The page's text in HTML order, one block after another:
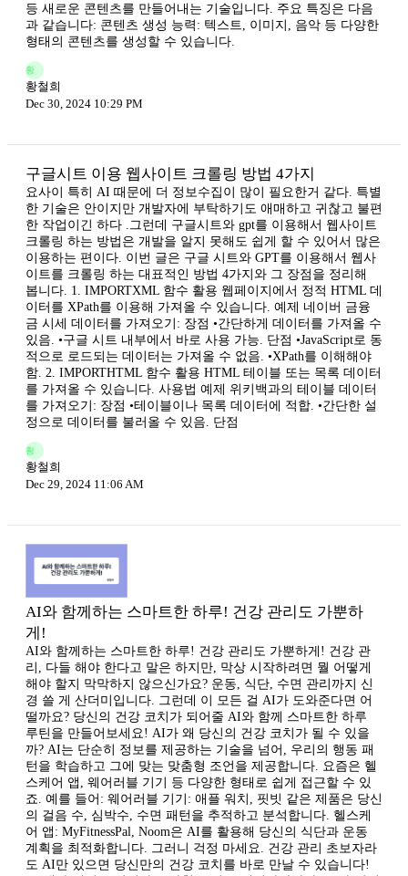
등 새로운 콘텐츠를 만들어내는 기술입니다. 주요 특징은 다음
과 같습니다: 콘텐츠 생성 능력: 텍스트, 이미지, 음악 등 다양한
형태의 콘텐츠를 생성할 수 있습니다.
황
황철희
Dec 30, 2024 10:29 PM
구글시트 이용 웹사이트 크롤링 방법 4가지
요사이 특히 AI 때문에 더 정보수집이 많이 필요한거 같다. 특별
한 기술은 안이지만 개발자에 부탁하기도 애매하고 귀찮고 불편
한 작업이긴 하다 .그런데 구글시트와 gpt를 이용해서 웹사이트
크롤링 하는 방법은 개발을 알지 못해도 쉽게 할 수 있어서 많은
이용하는 편이다. 이번 글은 구글 시트와 GPT를 이용해서 웹사
이트를 크롤링 하는 대표적인 방법 4가지와 그 장점을 정리해
봅니다. 1. IMPORTXML 함수 활용 웹페이지에서 정적 HTML 데
이터를 XPath를 이용해 가져올 수 있습니다. 예제 네이버 금융
금 시세 데이터를 가져오기: 장점 •간단하게 데이터를 가져올 수
있음. •구글 시트 내부에서 바로 사용 가능. 단점 •JavaScript로 동
적으로 로드되는 데이터는 가져올 수 없음. •XPath를 이해해야
함. 2. IMPORTHTML 함수 활용 HTML 테이블 또는 목록 데이터
를 가져올 수 있습니다. 사용법 예제 위키백과의 테이블 데이터
를 가져오기: 장점 •테이블이나 목록 데이터에 적합. •간단한 설
정으로 데이터를 불러올 수 있음. 단점
황
황철희
Dec 29, 2024 11:06 AM
AI와 함께하는 스마트한 하루! 건강 관리도 가뿐하
게!
AI와 함께하는 스마트한 하루! 건강 관리도 가뿐하게! 건강 관
리, 다들 해야 한다고 말은 하지만, 막상 시작하려면 뭘 어떻게
해야 할지 막막하지 않으신가요? 운동, 식단, 수면 관리까지 신
경 쓸 게 산더미입니다. 그런데 이 모든 걸 AI가 도와준다면 어
떨까요? 당신의 건강 코치가 되어줄 AI와 함께 스마트한 하루
루틴을 만들어보세요! AI가 왜 당신의 건강 코치가 될 수 있을
까? AI는 단순히 정보를 제공하는 기술을 넘어, 우리의 행동 패
턴을 학습하고 그에 맞는 맞춤형 조언을 제공합니다. 요즘은 헬
스케어 앱, 웨어러블 기기 등 다양한 형태로 쉽게 접근할 수 있
죠. 예를 들어: 웨어러블 기기: 애플 워치, 핏빗 같은 제품은 당신
의 걸음 수, 심박수, 수면 패턴을 추적하고 분석합니다. 헬스케
어 앱: MyFitnessPal, Noom은 AI를 활용해 당신의 식단과 운동
계획을 최적화합니다. 그러니 걱정 마세요. 건강 관리 초보자라
도 AI만 있으면 당신만의 건강 코치를 바로 만날 수 있습니다!